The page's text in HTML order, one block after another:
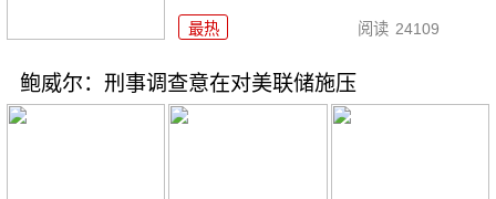
最热 阅读 24109
鲍威尔：刑事调查意在对美联储施压